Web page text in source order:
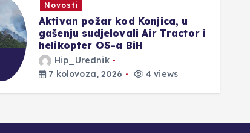
Novosti
Medved: Ispravljamo posljednju
nepravdu, 200 000 branitelja
će dobiti novo pravo
Hip_Urednik
7 kolovoza, 2026
4 views